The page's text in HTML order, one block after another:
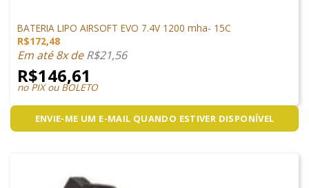
BATERIA LIPO AIRSOFT EVO 7.4V 1200 mha- 15C
R$172,48
Em até 8x deR$21,56
R$146,61
no PIX ou BOLETO
ENVIE-ME UM E-MAIL QUANDO ESTIVER DISPONÍVEL